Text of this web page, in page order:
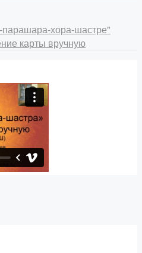
хора-шастре"
карты вручную